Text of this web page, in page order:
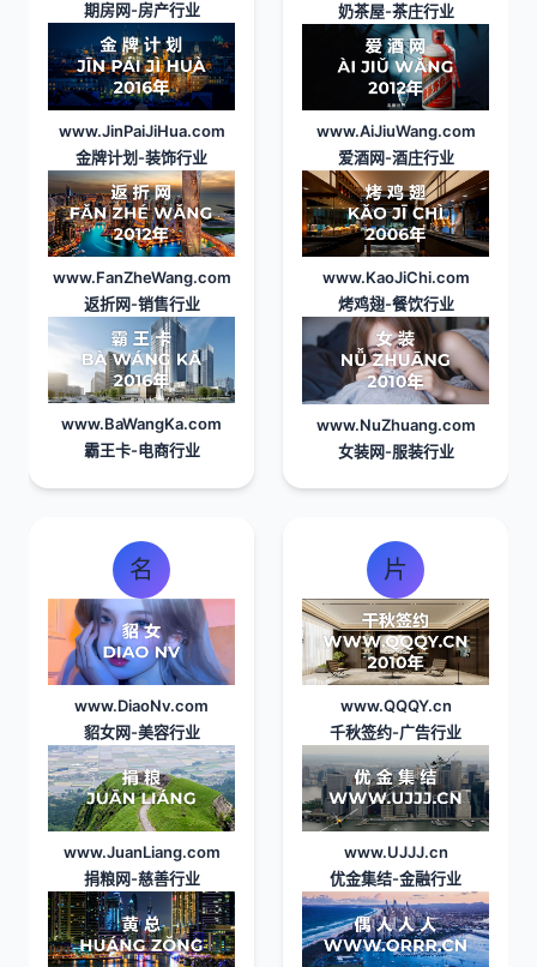
期房网-房产行业
www.JinPaiJiHua.com
金牌计划 -装饰行业
www.FanZheWang.com
返折网-销售行业
www.BaWangKa.com
霸王卡-电商行业
奶茶屋-茶庄行业
www.AiJiuWang.com
爱酒网-酒庄行业
www.KaoJiChi.com
烤鸡翅-餐饮行业
www.NuZhuang.com
女装网-服装行业
名
www.DiaoNv.com
貂女网-美容行业
www.JuanLiang.com
捐粮网-慈善行业
片
www.QQQY.cn
千秋签约-广告行业
www.UJJJ.cn
优金集结-金融行业